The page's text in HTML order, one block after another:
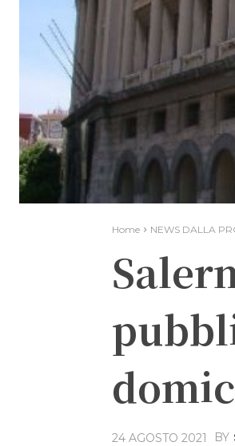
Home NEWS DALLA
24 AGOSTO 2021 BY